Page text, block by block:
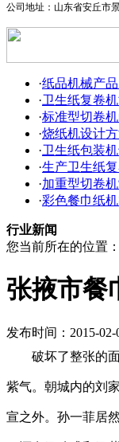
复
卷
机
纸
生
产
公司地址：山东省安丘市
·纸品机械产
·卫生纸复卷
·标准型切卷
·烧纸机设计
·卫生纸包装
·生产卫生纸
·加重型切卷
·彩色餐巾纸
行业新闻
您当前所在的位置：
张掖市餐
发布时间：2015-
破坏了整张的
紫气。朝城内的刘
宣之外。孙一菲居